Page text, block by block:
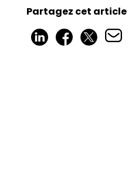
Partagez cet article
Laurent Desmyter
régional ESS Nord
de France